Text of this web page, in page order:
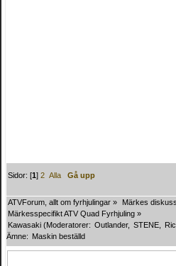
Sidor: [1]2 Alla
Gå upp
ATVForum, allt om fyrhjulingar » Märkes
Märkesspecifikt ATV Quad Fyrhjuling »
Kawasaki (Moderatorer: Outlander, STENE
Ämne: Maskin beställd